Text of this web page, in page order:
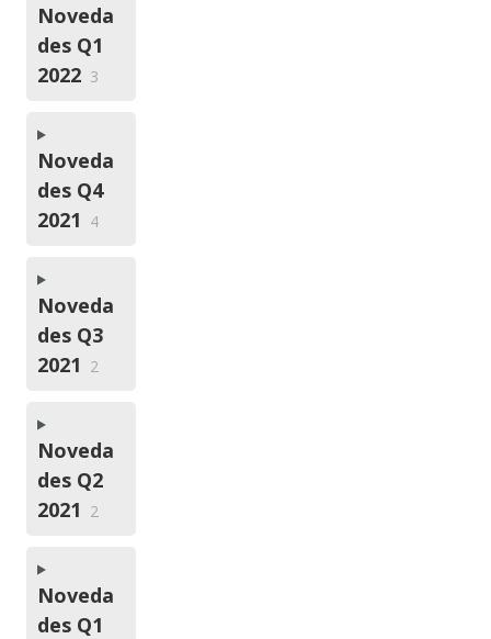
Noveda
des Q1
2022 3
Noveda
des Q4
2021 4
Noveda
des Q3
2021 2
Noveda
des Q2
2021 2
Noveda
des Q1